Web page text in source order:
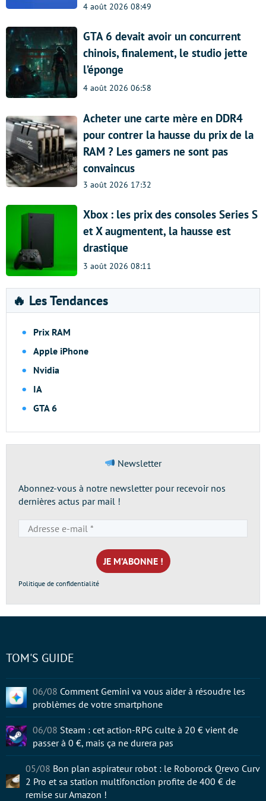
4 août 2026 08:49
GTA 6 devait avoir un concurrent
chinois, finalement, le studio jette
l’éponge
4 août 2026 06:58
Acheter une carte mère en DDR4
pour contrer la hausse du prix de la
RAM ? Les gamers ne sont pas
convaincus
3 août 2026 17:32
Xbox : les prix des consoles Series S
et X augmentent, la hausse est
drastique
3 août 2026 08:11
🔥 Les Tendances
Prix RAM
Apple iPhone
Nvidia
IA
GTA 6
Newsletter
Abonnez-vous à notre newsletter pour recevoir nos
dernières actus par mail !
e-
mail
*
Politique de confidentialité
TOM'S GUIDE
06/08 Comment Gemini va vous aider à résoudre les
problèmes de votre smartphone
06/08 Steam : cet action-RPG culte à 20 € vient de
passer à 0 €, mais ça ne durera pas
05/08 Bon plan aspirateur robot : le Roborock Qrevo Curv
2 Pro et sa station multifonction profite de 400 € de
remise sur Amazon !